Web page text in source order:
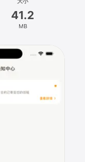
41.2
MB